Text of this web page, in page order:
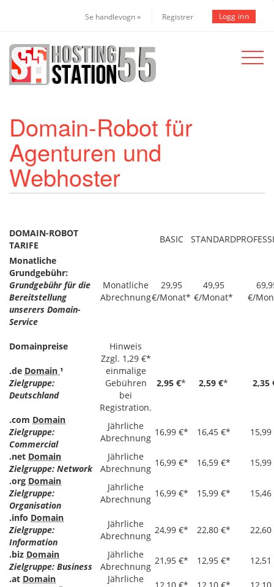
Se handlevogn » Registrer Logg inn
Toggle
Domain-Robot für
Agenturen und
Webhoster
DOMAIN-ROBOT
TARIFE
BASIC STANDARD
Monatliche
Grundgebühr:
Grundgebühr für die
Bereitstellung
unserers Domain-
Service
Monatliche
Abrechnung
29,95
€/Monat*
49,95
€/Monat*
€/
Domainpreise Hinweis
.de Domain ¹
Zielgruppe:
Deutschland
Zzgl. 1,29 €*
einmalige
Gebühren
bei
Registration.
2,95 €* 2,59 €* 2,35
.com Domain
Zielgruppe:
Commercial
Jährliche
Abrechnung
16,99 €* 16,45 €*
.net Domain
Zielgruppe: Network
Jährliche
Abrechnung
16,99 €* 16,59 €*
15,99
.org Domain
Zielgruppe:
Organisation
Jährliche
Abrechnung
16,99 €* 15,99 €*
.info Domain
Zielgruppe:
Information
Jährliche
Abrechnung
24,99 €* 22,80 €*
.biz Domain
Zielgruppe: Business
Jährliche
Abrechnung
21,95 €* 12,95 €*
.at Domain
Jährliche
12,10 €* 12,10 €*